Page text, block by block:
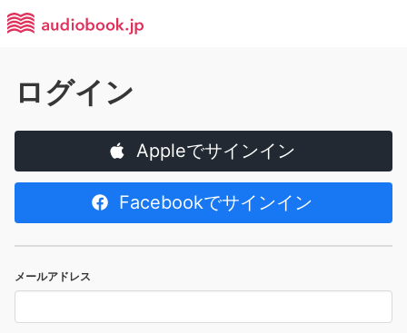
ログイン
Appleでサインイン
Facebookでサインイン
メールアドレス